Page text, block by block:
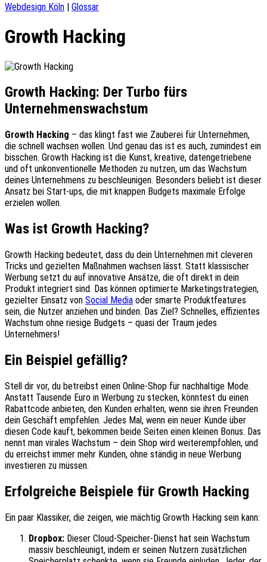
Webdesign Köln | Glossar
Growth Hacking
Growth Hacking: Der Turbo fürs
Unternehmenswachstum
Growth Hacking – das klingt fast wie Zauberei für Unternehmen,
die schnell wachsen wollen. Und genau das ist es auch, zumindest ein
bisschen. Growth Hacking ist die Kunst, kreative, datengetriebene
und oft unkonventionelle Methoden zu nutzen, um das Wachstum
deines Unternehmens zu beschleunigen. Besonders beliebt ist dieser
Ansatz bei Start-ups, die mit knappen Budgets maximale Erfolge
erzielen wollen.
Was ist Growth Hacking?
Growth Hacking bedeutet, dass du dein Unternehmen mit cleveren
Tricks und gezielten Maßnahmen wachsen lässt. Statt klassischer
Werbung setzt du auf innovative Ansätze, die oft direkt in dein
Produkt integriert sind. Das können optimierte Marketingstrategien,
gezielter Einsatz von Social Media oder smarte Produktfeatures
sein, die Nutzer anziehen und binden. Das Ziel? Schnelles, effizientes
Wachstum ohne riesige Budgets – quasi der Traum jedes
Unternehmers!
Ein Beispiel gefällig?
Stell dir vor, du betreibst einen Online-Shop für nachhaltige Mode.
Anstatt Tausende Euro in Werbung zu stecken, könntest du einen
Rabattcode anbieten, den Kunden erhalten, wenn sie ihren Freunden
dein Geschäft empfehlen. Jedes Mal, wenn ein neuer Kunde über
diesen Code kauft, bekommen beide Seiten einen kleinen Bonus. Das
nennt man virales Wachstum – dein Shop wird weiterempfohlen, und
du erreichst immer mehr Kunden, ohne ständig in neue Werbung
investieren zu müssen.
Erfolgreiche Beispiele für Growth Hacking
Ein paar Klassiker, die zeigen, wie mächtig Growth Hacking sein kann:
Dropbox: Dieser Cloud-Speicher-Dienst hat sein Wachstum
massiv beschleunigt, indem er seinen Nutzern zusätzlichen